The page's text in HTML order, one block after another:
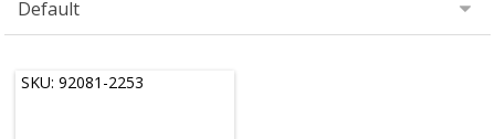
SKU: 92081-2253